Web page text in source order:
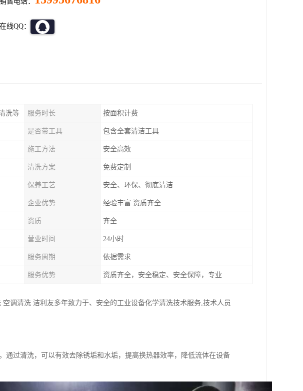
在线QQ：
洗等 服务时长 按面积计费
是否带工具 包含全套清洁工具
施工方法 安全高效
清洗方案 免费定制
保养工艺 安全、环保、彻底清洁
企业优势 经验丰富 资质齐全
资质 齐全
营业时间 24小时
服务周期 依据需求
服务优势 资质齐全，安全稳定、安全保障，专业
调清洗 洁利友多年致力于、安全的工业设备化学清洗技术服务,技术人员
通过清洗，可以有效去除锈垢和水垢，提高换热器效率，降低流体在设备